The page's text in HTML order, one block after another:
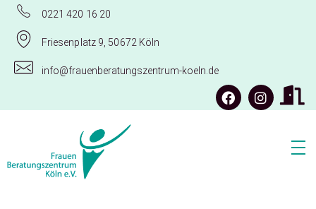
0221 420 16 20
Friesenplatz 9, 50672 Köln
info@frauenberatungszentrum-koeln.de